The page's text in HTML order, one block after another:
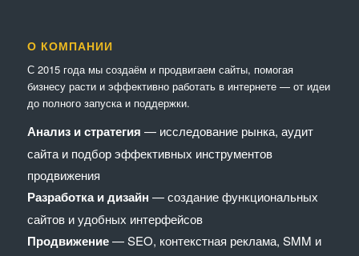
О КОМПАНИИ
С 2015 года мы создаём и продвигаем сайты, помогая
бизнесу расти и эффективно работать в интернете — от идеи
до полного запуска и поддержки.
Анализ и стратегия — исследование рынка, аудит
сайта и подбор эффективных инструментов
продвижения
Разработка и дизайн — создание функциональных
сайтов и удобных интерфейсов
Продвижение— SEO, контекстная реклама, SMM и